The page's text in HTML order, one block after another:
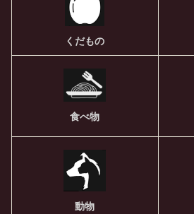
くだもの
食べ物
動物